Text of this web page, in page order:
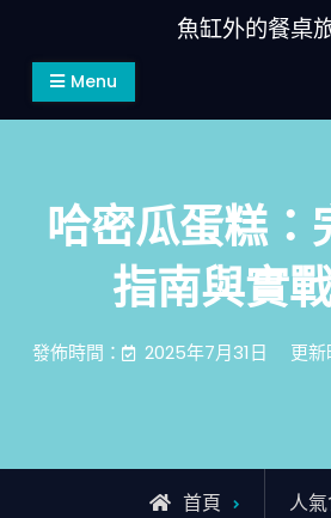
content
魚缸外的餐桌
Menu
哈密瓜蛋糕：
指南與實
發佈時間： 2025年7月31日 更
首頁 人